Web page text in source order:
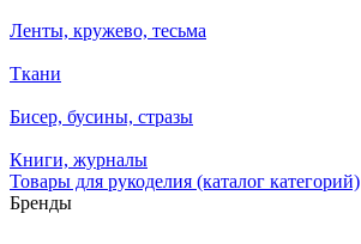
Ленты, кружево, тесьма
Ткани
Бисер, бусины, стразы
Книги, журналы
Товары для рукоделия (каталог категорий)
Бренды